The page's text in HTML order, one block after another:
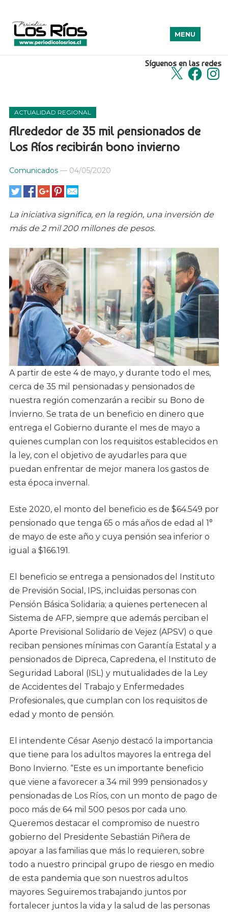
Síguenos en las redes
X Facebook
MENU
ACTUALIDAD REGIONAL
Alrededor de 35 mil pensionados de
Los Ríos recibirán bono invierno
Comunicados— 04/05/2020
La iniciativa significa, en la región, una inversión de
más de 2 mil 200 millones de pesos.
A partir de este 4 de mayo, y durante todo el mes,
cerca de 35 mil pensionadas y pensionados de
nuestra región comenzarán a recibir su Bono de
Invierno. Se trata de un beneficio en dinero que
entrega el Gobierno durante el mes de mayo a
quienes cumplan con los requisitos establecidos en
la ley, con el objetivo de ayudarles para que
puedan enfrentar de mejor manera los gastos de
esta época invernal.
Este 2020, el monto del beneficio es de $64.549 por
pensionado que tenga 65 o más años de edad al 1°
de mayo de este año y cuya pensión sea inferior o
igual a $166.191.
El beneficio se entrega a pensionados del Instituto
de Previsión Social, IPS, incluidas personas con
Pensión Básica Solidaria; a quienes pertenecen al
Sistema de AFP, siempre que además perciban el
Aporte Previsional Solidario de Vejez (APSV) o que
reciban pensiones mínimas con Garantía Estatal y a
pensionados de Dipreca, Capredena, el Instituto de
Seguridad Laboral (ISL) y mutualidades de la Ley
de Accidentes del Trabajo y Enfermedades
Profesionales, que cumplan con los requisitos de
edad y monto de pensión.
El intendente César Asenjo destacó la importancia
que tiene para los adultos mayores la entrega del
Bono Invierno. “Este es un importante beneficio
que viene a favorecer a 34 mil 999 pensionados y
pensionadas de Los Ríos, con un monto de pago de
poco más de 64 mil 500 pesos por cada uno.
Queremos destacar el compromiso de nuestro
gobierno del Presidente Sebastián Piñera de
apoyar a las familias que más lo requieren, sobre
todo a nuestro principal grupo de riesgo en medio
de esta pandemia que son nuestros adultos
mayores. Seguiremos trabajando juntos por
fortalecer juntos la vida y la salud de las personas